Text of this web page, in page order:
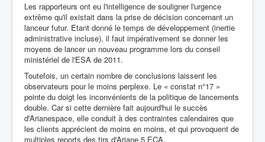
Les rapporteurs ont eu l'intelligence de souligner l'urgence
extrême qu'il existait dans la prise de décision concernant un
lanceur futur. Etant donné le temps de développement (inertie
administrative incluse), il faut impérativement se donner les
moyens de lancer un nouveau programme lors du conseil
ministériel de l'ESA de 2011.
Toutefois, un certain nombre de conclusions laissent les
observateurs pour le moins perplexe. Le « constat n°17 »
pointe du doigt les inconvénients de la politique de lancements
double. Car si cette dernière fait aujourd'hui le succès
d'Arianespace, elle conduit à des contraintes calendaires que
les clients apprécient de moins en moins, et qui provoquent de
multiples reports des tirs d'Ariane 5 ECA.